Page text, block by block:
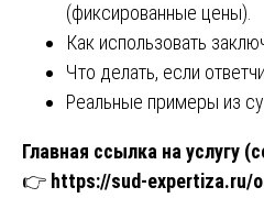
(фиксированные цены).
Как использовать
Что делать, если
Реальные примеры из
Главная ссылка на услугу
👉 https://sud-expertiza.ru/